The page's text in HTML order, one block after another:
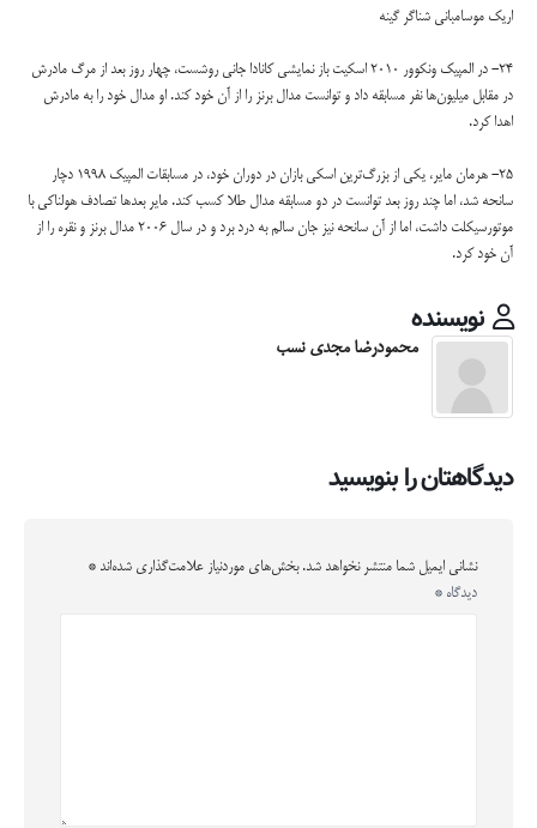
اریک موسامبانی شناگر گینه
24- در المپیک ونکوور 2010 اسکیت باز نمایشی کانادا جانی روشست، چهار روز بعد از مرگ مادرش
در مقابل میلیون‌ها نفر مسابقه داد و توانست مدال برنز را از آن خود کند. او مدال خود را به مادرش
اهدا کرد.
25- هرمان مایر، یکی از بزرگ‌ترین اسکی بازان در دوران خود، در مسابقات المپیک 1998 دچار
سانحه شد، اما چند روز بعد توانست در دو مسابقه مدال طلا کسب کند. مایر بعدها تصادف هولناکی با
موتورسیکلت داشت، اما از آن سانحه نیز جان سالم به درد برد و در سال 2006 مدال برنز و نقره را از
آن خود کرد.
نویسنده
محمودرضا مجدی نسب
دیدگاهتان را بنویسید
نشانی ایمیل شما منتشر نخواهد شد. بخش‌های موردنیاز علامت‌گذاری شده‌اند *
دیدگاه *